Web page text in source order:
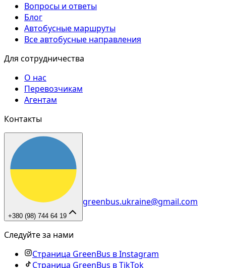
Вопросы и ответы
Блог
Автобусные маршруты
Все автобусные направления
Для сотрудничества
О нас
Перевозчикам
Агентам
Контакты
+380 (98) 744 64 19
greenbus.ukraine@gmail.com
Следуйте за нами
Страница GreenBus в Instagram
Страница GreenBus в TikTok